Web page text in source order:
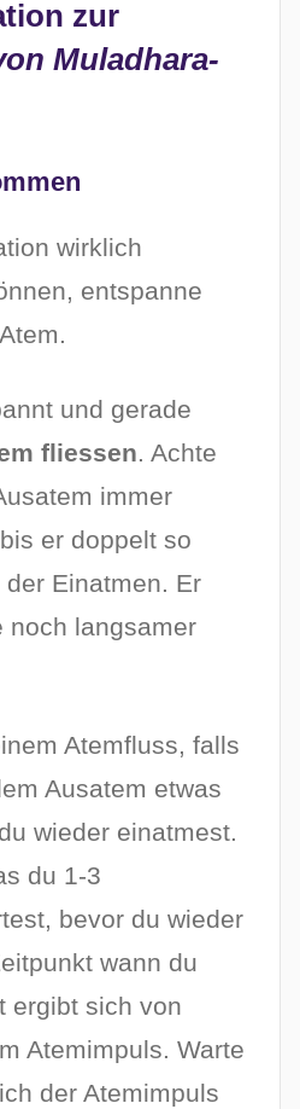
zur
Muladhara-
wirklich
entspanne
und gerade
fliessen. Achte
immer
er doppelt so
Einatmen. Er
noch langsamer
Atemfluss, falls
Ausatem etwas
wieder einatmest.
du 1-3
bevor du wieder
wann du
ergibt sich von
Atemimpuls. Warte
der Atemimpuls